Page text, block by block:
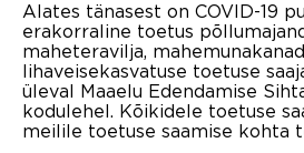
Alates tänasest on COVID-19
erakorraline toetus
maheteravilja,
lihaveisekasvatuse toetuse
üleval Maaelu Edendamise
kodulehel. Kõikidele toetuse
meilile toetuse saamise kohta